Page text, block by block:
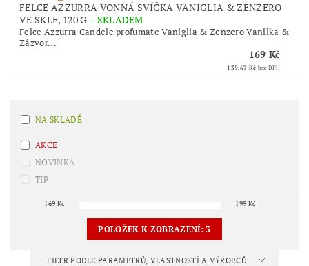
FELCE AZZURRA VONNÁ SVÍČKA VANIGLIA & ZENZERO
VE SKLE, 120 G – SKLADEM
Felce Azzurra Candele profumate Vaniglia & Zenzero Vanilka &
Zázvor...
169 Kč
139,67 Kč bez DPH
NA SKLADĚ
AKCE
NOVINKA
TIP
169 Kč 199 Kč
POLOŽEK K ZOBRAZENÍ:3
FILTR PODLE PARAMETRŮ, VLASTNOSTÍ A VÝROBCŮ